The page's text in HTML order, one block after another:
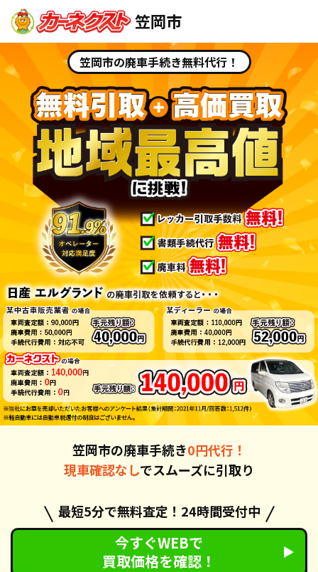
笠岡市
笠岡市の廃車手続き無料代行！
笠岡市の廃車手続き0円代行！
現車確認なしでスムーズに引取り
最短5分で無料査定！24時間受付中
今すぐWEBで
買取価格を確認！